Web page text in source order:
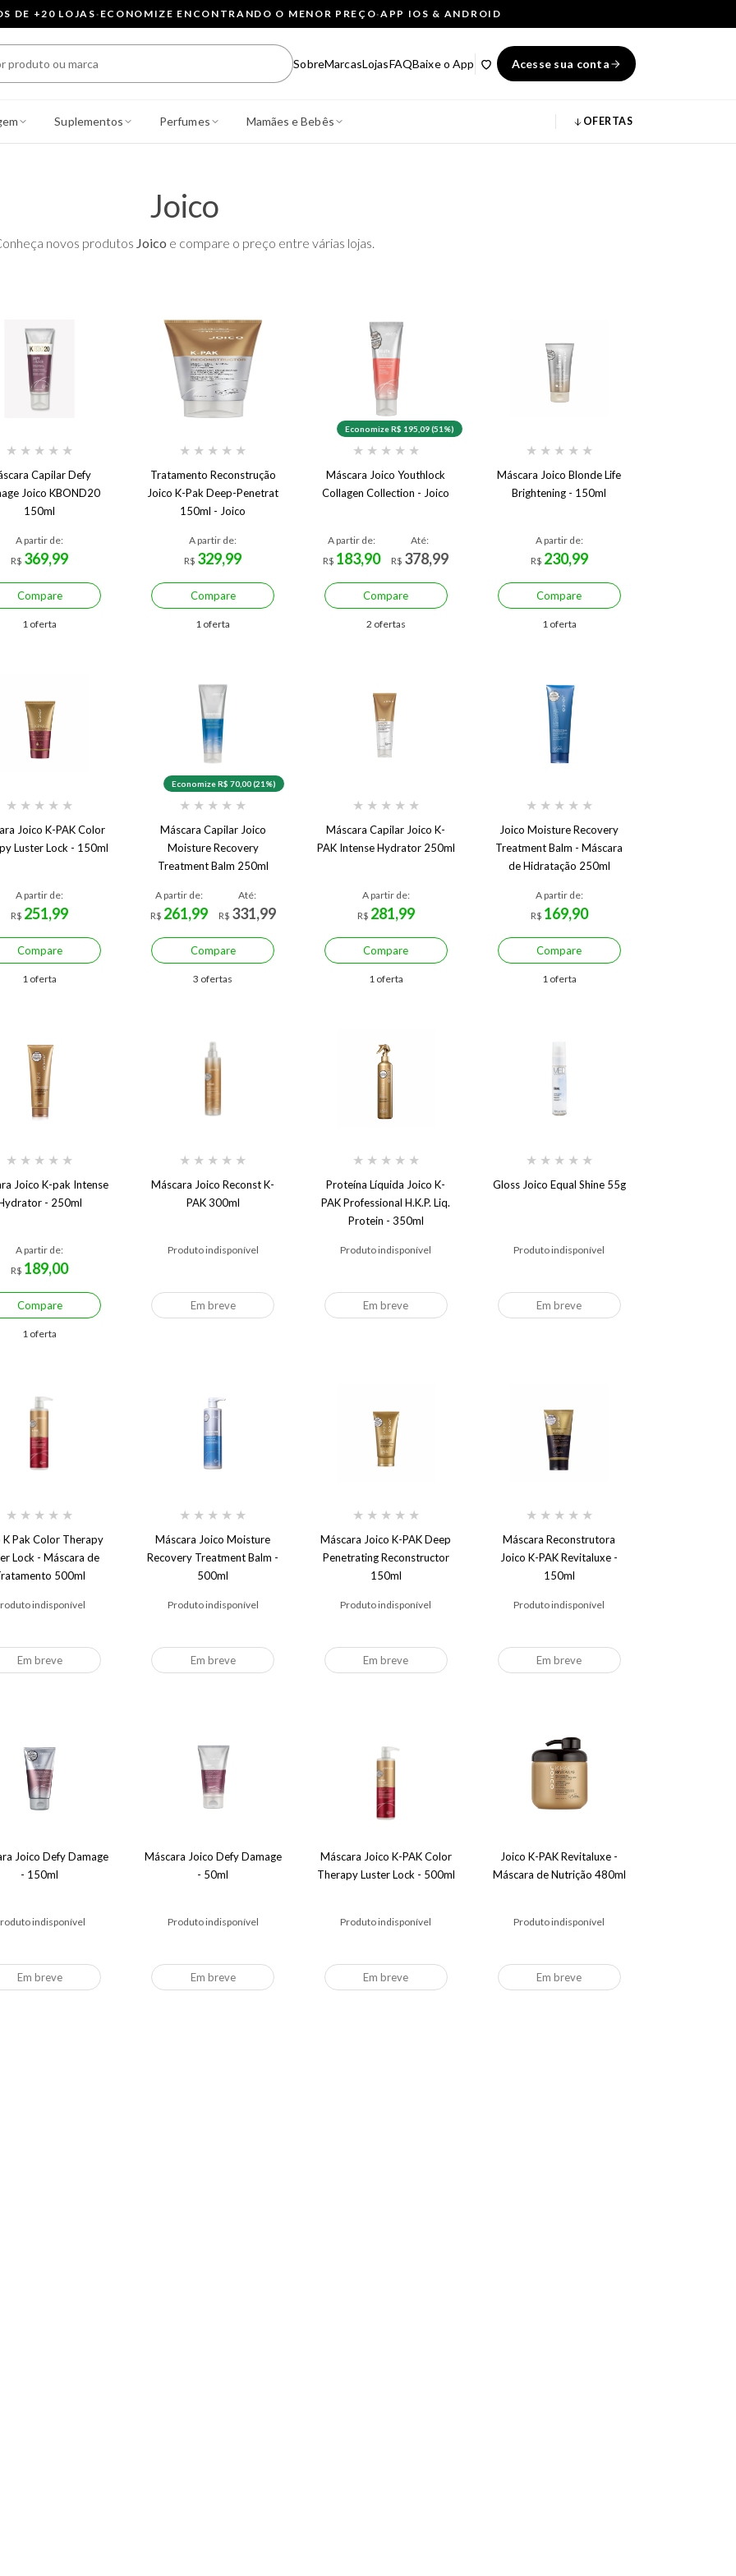
DE +20 LOJAS· ECONOMIZE ENCONTRANDO O MENOR PREÇO·APP IOS & ANDROID
SobreMarcasLojasFAQBaixe o App Acesse sua conta
Suplementos Perfumes Mamães e Bebês OFERTAS
Joico
novos produtos Joico e compare o preço entre várias lojas.
★ ★ ★ ★ ★
Capilar Defy
Joico KBOND20
150ml
A partir de:
R$ 369,99
Compare
1 oferta
★ ★ ★ ★ ★
Tratamento Reconstrução
Joico K-Pak Deep-Penetrat
150ml - Joico
A partir de:
R$ 329,99
Compare
1 oferta
Economize R$ 195,09 (51%)
★ ★ ★ ★ ★
Máscara Joico Youthlock
Collagen Collection - Joico
A partir de:
R$ 183,90
Até:
R$ 378,99
Compare
2 ofertas
★ ★ ★ ★ ★
Máscara Joico Blonde Life
Brightening - 150ml
A partir de:
R$ 230,99
Compare
1 oferta
★ ★ ★ ★ ★
Joico K-PAK Color
Luster Lock - 150ml
A partir de:
R$ 251,99
Compare
1 oferta
Economize R$ 70,00 (21%)
★ ★ ★ ★ ★
Máscara Capilar Joico
Moisture Recovery
Treatment Balm 250ml
A partir de:
R$ 261,99
Até:
R$ 331,99
Compare
3 ofertas
★ ★ ★ ★ ★
Máscara Capilar Joico K-
PAK Intense Hydrator 250ml
A partir de:
R$ 281,99
Compare
1 oferta
★ ★ ★ ★ ★
Joico Moisture Recovery
Treatment Balm - Máscara
de Hidratação 250ml
A partir de:
R$ 169,90
Compare
1 oferta
★ ★ ★ ★ ★
Joico K-pak Intense
- 250ml
A partir de:
R$ 189,00
Compare
1 oferta
★ ★ ★ ★ ★
Máscara Joico Reconst K-
PAK 300ml
Produto indisponível
Em breve
★ ★ ★ ★ ★
Proteína Líquida Joico K-
PAK Professional H.K.P. Liq.
Protein - 350ml
Produto indisponível
Em breve
★ ★ ★ ★ ★
Gloss Joico Equal Shine 55g
Produto indisponível
Em breve
★ ★ ★ ★ ★
K Pak Color Therapy
Lock - Máscara de
500ml
indisponível
Em breve
★ ★ ★ ★ ★
Máscara Joico Moisture
Recovery Treatment Balm -
500ml
Produto indisponível
Em breve
★ ★ ★ ★ ★
Máscara Joico K-PAK Deep
Penetrating Reconstructor
150ml
Produto indisponível
Em breve
★ ★ ★ ★ ★
Máscara Reconstrutora
Joico K-PAK Revitaluxe -
150ml
Produto indisponível
Em breve
Joico Defy Damage
- 150ml
indisponível
Em breve
Máscara Joico Defy Damage
- 50ml
Produto indisponível
Em breve
Máscara Joico K-PAK Color
Therapy Luster Lock - 500ml
Produto indisponível
Em breve
Joico K-PAK Revitaluxe -
Máscara de Nutrição 480ml
Produto indisponível
Em breve